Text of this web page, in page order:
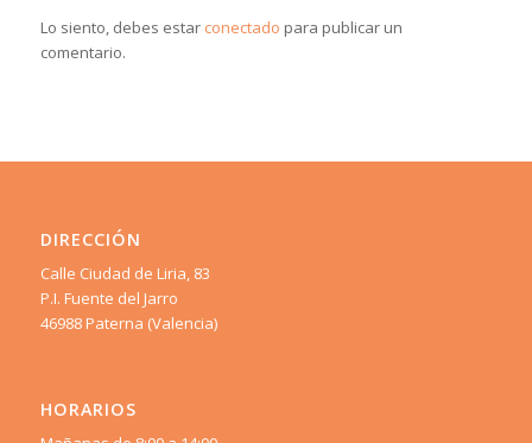
Lo siento, debes estar conectado para publicar un
comentario.
DIRECCIÓN
Calle Ciudad de Liria, 83
P.I. Fuente del Jarro
46988 Paterna (Valencia)
HORARIOS